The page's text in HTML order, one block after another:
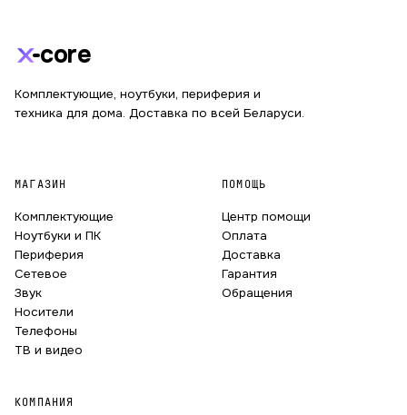
core
Комплектующие, ноутбуки, периферия и
техника для дома. Доставка по всей Беларуси.
МАГАЗИН
Комплектующие
Ноутбуки и ПК
Периферия
Сетевое
Звук
Носители
Телефоны
ТВ и видео
ПОМОЩЬ
Центр помощи
Оплата
Доставка
Гарантия
Обращения
КОМПАНИЯ